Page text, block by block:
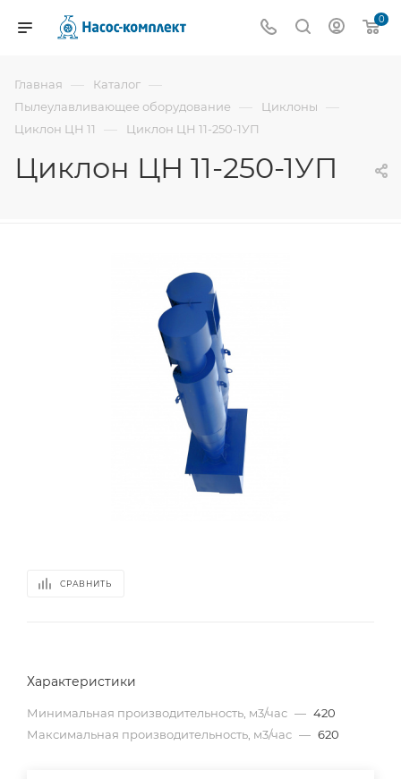
0
Главная — Каталог —
Пылеулавливающее оборудование — Циклоны —
Циклон ЦН 11 — Циклон ЦН 11-250-1УП
Циклон ЦН 11-250-1УП
СРАВНИТЬ
Характеристики
Минимальная производительность, м3/час — 420
Максимальная производительность, м3/час — 620